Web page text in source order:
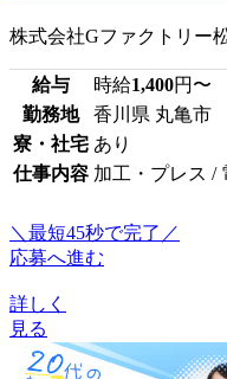
株式会社Gファクトリー
給与 時給1,400円〜
勤務地
香川県 丸亀市
寮・社宅 あり
仕事内容 加工・プレス /
＼最短45秒で完了／
応募へ進む
詳しく
見る